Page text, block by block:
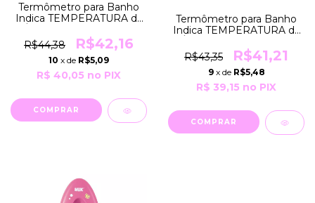
Termômetro para Banho
Indica TEMPERATURA da
Conforto do Bebê COR
Azul Nuk
R$44,38 R$42,16
10 x de R$5,09
R$ 40,05 no PIX
Termômetro para Banho
Indica TEMPERATURA da
Conforto do Bebê COR
Cinza Nuk
R$43,35 R$41,21
9 x de R$5,48
R$ 39,15 no PIX